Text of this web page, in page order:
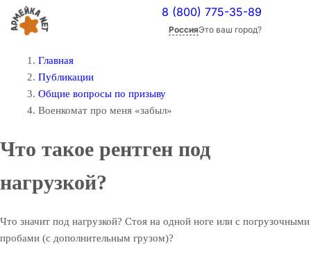
8 (800) 775-35-89
РоссияЭто ваш город?
Главная
Публикации
Общие вопросы по призыву
Военкомат про меня «забыл»
Что такое рентген под
нагрузкой?
Что значит под нагрузкой? Стоя на одной ноге или с погрузочными
пробами (с дополнительным грузом)?